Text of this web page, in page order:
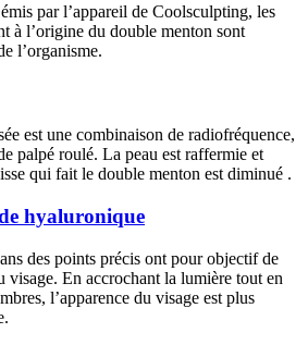
par l’appareil de Coolsculpting, les
à l’origine du double menton sont
l’organisme.
est une combinaison de radiofréquence,
palpé roulé. La peau est raffermie et
qui fait le double menton est diminué .
hyaluronique
des points précis ont pour objectif de
visage. En accrochant la lumière tout en
l’apparence du visage est plus